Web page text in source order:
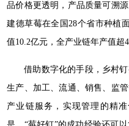
品价格更透明，产品质量可溯
建德草莓在全国28个省市种植
值10.2亿元，全产业链年产值超
借助数字化的手段，乡村
生产、加工、流通、销售、监
产业链服务，实现管理的精